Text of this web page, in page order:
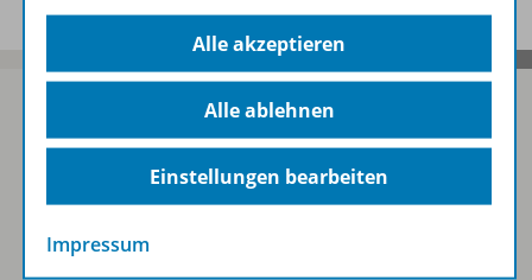
Sofort profitieren
Zum Newsletter anmelden
Alle akzeptieren
Alle ablehnen
Einstellungen bearbeiten
Impressum